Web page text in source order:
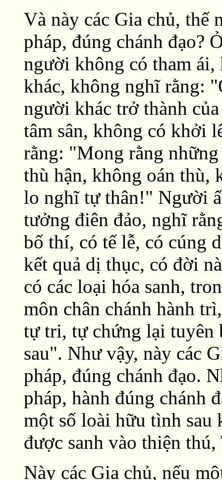
Và này các Gia chủ, thế
pháp, đúng chánh đạo?
người không có tham ái,
khác, không nghĩ rằng:
người khác trở thành
tâm sân, không có khởi
rằng: "Mong rằng
thù hận, không oán thù,
lo nghĩ tự thân!" Người
tưởng điên đảo, nghĩ
bố thí, có tế lễ, có cúng
kết quả dị thục, có đời
có các loại hóa sanh,
môn chân chánh hành
tự tri, tự chứng lại tuyên
sau". Như vậy, này các
pháp, đúng chánh đạo.
pháp, hành đúng chánh
một số loài hữu tình sau
được sanh vào thiện
Này các Gia chủ, nếu